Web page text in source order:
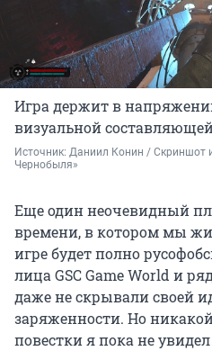
Игра держит в
визуальной
Источник: Даниил Конин / Скриншот
Чернобыля»
Еще один неочевидный
времени, в котором мы
игре будет полно
лица GSC Game World и
даже не скрывали своей
заряженности. Но
повестки я пока не